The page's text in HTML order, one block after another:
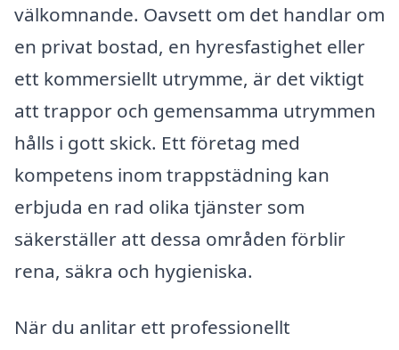
välkomnande. Oavsett om det handlar om
en privat bostad, en hyresfastighet eller
ett kommersiellt utrymme, är det viktigt
att trappor och gemensamma utrymmen
hålls i gott skick. Ett företag med
kompetens inom trappstädning kan
erbjuda en rad olika tjänster som
säkerställer att dessa områden förblir
rena, säkra och hygieniska.
När du anlitar ett professionellt